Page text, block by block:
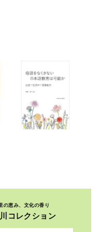
の恵み、文化の香り
コレクション